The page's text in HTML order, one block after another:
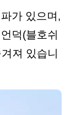
가 있으며,
덕(블호쉬
져 있습니